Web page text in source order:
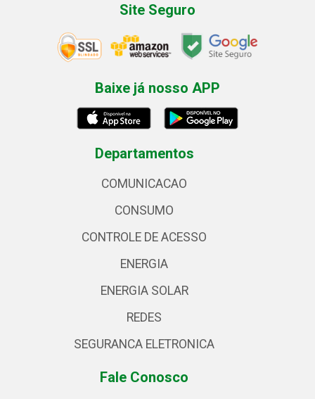
Site Seguro
Baixe já nosso APP
Departamentos
COMUNICACAO
CONSUMO
CONTROLE DE ACESSO
ENERGIA
ENERGIA SOLAR
REDES
SEGURANCA ELETRONICA
Fale Conosco